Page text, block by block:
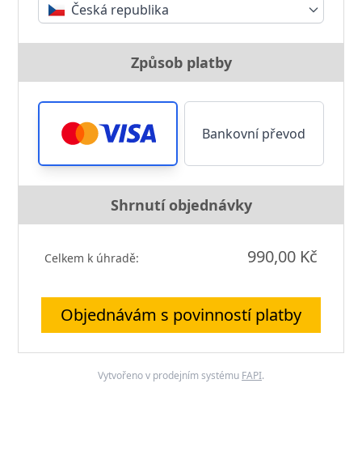
Česká republika
Způsob platby
Bankovní převod
Shrnutí objednávky
Celkem k úhradě: 990,00 Kč
Objednávám s povinností platby
Vytvořeno v prodejním systému FAPI.